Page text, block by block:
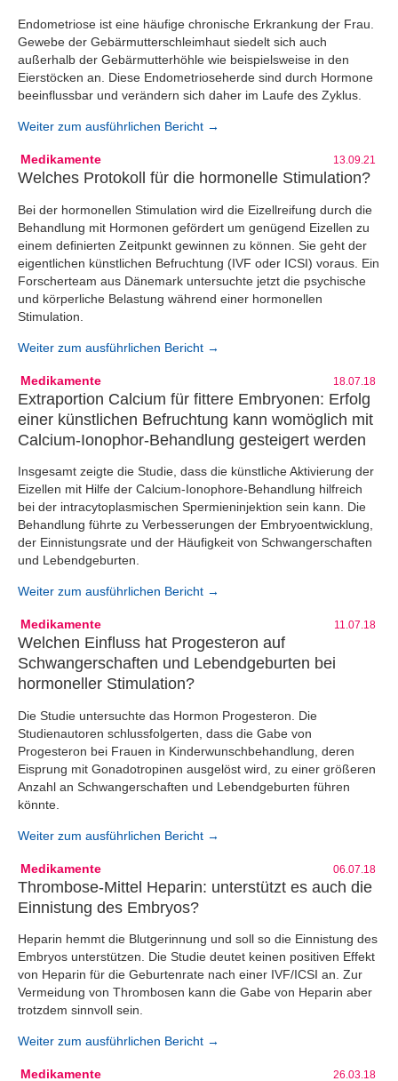
Endometriose ist eine häufige chronische Erkrankung der Frau.
Gewebe der Gebärmutterschleimhaut siedelt sich auch
außerhalb der Gebärmutterhöhle wie beispielsweise in den
Eierstöcken an. Diese Endometrioseherde sind durch Hormone
beeinflussbar und verändern sich daher im Laufe des Zyklus.
Weiter zum ausführlichen Bericht →
Medikamente 13.09.21
Welches Protokoll für die hormonelle Stimulation?
Bei der hormonellen Stimulation wird die Eizellreifung durch die
Behandlung mit Hormonen gefördert um genügend Eizellen zu
einem definierten Zeitpunkt gewinnen zu können. Sie geht der
eigentlichen künstlichen Befruchtung (IVF oder ICSI) voraus. Ein
Forscherteam aus Dänemark untersuchte jetzt die psychische
und körperliche Belastung während einer hormonellen
Stimulation.
Weiter zum ausführlichen Bericht →
Medikamente 18.07.18
Extraportion Calcium für fittere Embryonen: Erfolg
einer künstlichen Befruchtung kann womöglich mit
Calcium-Ionophor-Behandlung gesteigert werden
Insgesamt zeigte die Studie, dass die künstliche Aktivierung der
Eizellen mit Hilfe der Calcium-Ionophore-Behandlung hilfreich
bei der intracytoplasmischen Spermieninjektion sein kann. Die
Behandlung führte zu Verbesserungen der Embryoentwicklung,
der Einnistungsrate und der Häufigkeit von Schwangerschaften
und Lebendgeburten.
Weiter zum ausführlichen Bericht →
Medikamente 11.07.18
Welchen Einfluss hat Progesteron auf
Schwangerschaften und Lebendgeburten bei
hormoneller Stimulation?
Die Studie untersuchte das Hormon Progesteron. Die
Studienautoren schlussfolgerten, dass die Gabe von
Progesteron bei Frauen in Kinderwunschbehandlung, deren
Eisprung mit Gonadotropinen ausgelöst wird, zu einer größeren
Anzahl an Schwangerschaften und Lebendgeburten führen
könnte.
Weiter zum ausführlichen Bericht →
Medikamente 06.07.18
Thrombose-Mittel Heparin: unterstützt es auch die
Einnistung des Embryos?
Heparin hemmt die Blutgerinnung und soll so die Einnistung des
Embryos unterstützen. Die Studie deutet keinen positiven Effekt
von Heparin für die Geburtenrate nach einer IVF/ICSI an. Zur
Vermeidung von Thrombosen kann die Gabe von Heparin aber
trotzdem sinnvoll sein.
Weiter zum ausführlichen Bericht →
Medikamente 26.03.18